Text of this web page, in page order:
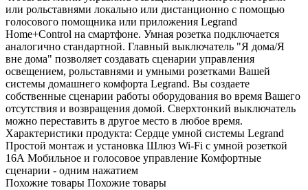
или рольставнями локально или дистанционно с помощью
голосового помощника или приложения Legrand
Home+Control на смартфоне. Умная розетка подключается
аналогично стандартной. Главный выключатель "Я дома/Я
вне дома" позволяет создавать сценарии управления
освещением, рольставнями и умными розетками Вашей
системы домашнего комфорта Legrand. Вы создаете
собственные сценарии работы оборудования во время Вашего
отсутствия и возвращения домой. Сверхтонкий выключатель
можно переставить в другое место в любое время.
Характеристики продукта: Сердце умной системы Legrand
Простой монтаж и установка Шлюз Wi-Fi с умной розеткой
16А Мобильное и голосовое управление Комфортные
сценарии - одним нажатием
Похожие товары Похожие товары